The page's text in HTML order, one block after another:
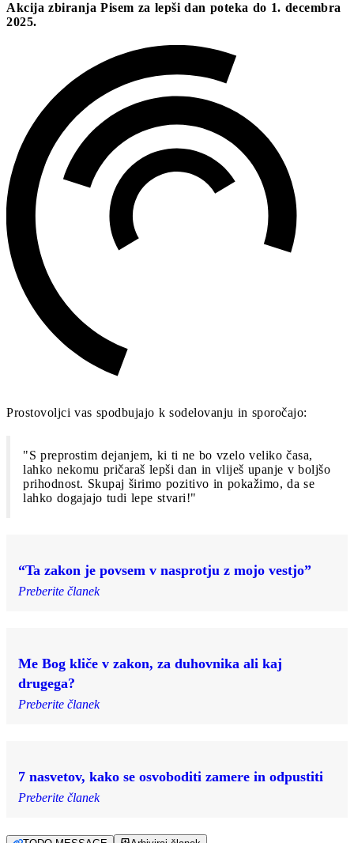
Akcija zbiranja Pisem za lepši dan poteka do 1. decembra
2025.
Prostovoljci vas spodbujajo k sodelovanju in sporočajo:
"S preprostim dejanjem, ki ti ne bo vzelo veliko časa,
lahko nekomu pričaraš lepši dan in vliješ upanje v boljšo
prihodnost. Skupaj širimo pozitivo in pokažimo, da se
lahko dogajajo tudi lepe stvari!"
“Ta zakon je povsem v nasprotju z mojo vestjo”
Preberite članek
Me Bog kliče v zakon, za duhovnika ali kaj
drugega?
Preberite članek
7 nasvetov, kako se osvoboditi zamere in odpustiti
Preberite članek